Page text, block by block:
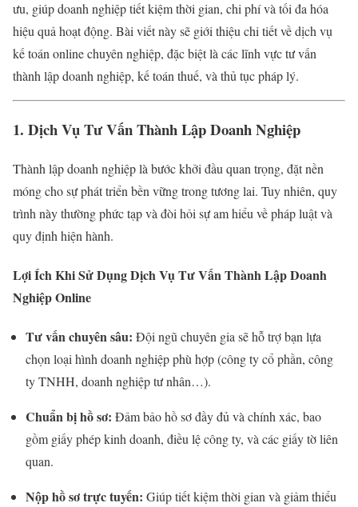
ưu, giúp doanh nghiệp tiết kiệm thời gian, chi phí và tối đa hóa
hiệu quả hoạt động. Bài viết này sẽ giới thiệu chi tiết về dịch vụ
kế toán online chuyên nghiệp, đặc biệt là các lĩnh vực tư vấn
thành lập doanh nghiệp, kế toán thuế, và thủ tục pháp lý.
1. Dịch Vụ Tư Vấn Thành Lập Doanh Nghiệp
Thành lập doanh nghiệp là bước khởi đầu quan trọng, đặt nền
móng cho sự phát triển bền vững trong tương lai. Tuy nhiên, quy
trình này thường phức tạp và đòi hỏi sự am hiểu về pháp luật và
quy định hiện hành.
Lợi Ích Khi Sử Dụng Dịch Vụ Tư Vấn Thành Lập Doanh
Nghiệp Online
Tư vấn chuyên sâu: Đội ngũ chuyên gia sẽ hỗ trợ bạn lựa
chọn loại hình doanh nghiệp phù hợp (công ty cổ phần, công
ty TNHH, doanh nghiệp tư nhân…).
Chuẩn bị hồ sơ: Đảm bảo hồ sơ đầy đủ và chính xác, bao
gồm giấy phép kinh doanh, điều lệ công ty, và các giấy tờ liên
quan.
Nộp hồ sơ trực tuyến: Giúp tiết kiệm thời gian và giảm thiểu